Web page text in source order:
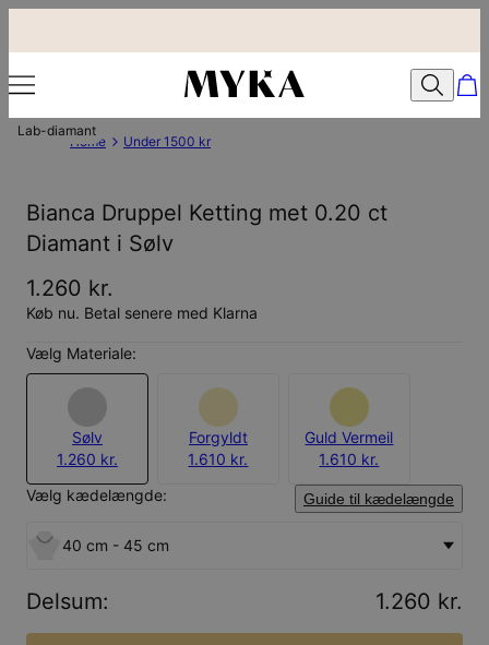
Lab-diamant
Home Under 1500 kr
Bianca Druppel Ketting met 0.20 ct
Diamant i Sølv
1.260 kr.
Køb nu. Betal senere med Klarna
Vælg Materiale:
Sølv
1.260 kr.
Forgyldt
1.610 kr.
Guld Vermeil
1.610 kr.
Vælg kædelængde:
Guide til kædelængde
40 cm - 45 cm
Delsum: 1.260 kr.